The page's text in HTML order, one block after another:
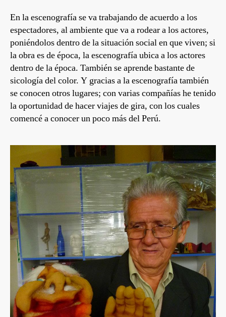
En la escenografía se va trabajando de acuerdo a los
espectadores, al ambiente que va a rodear a los actores,
poniéndolos dentro de la situación social en que viven; si
la obra es de época, la escenografía ubica a los actores
dentro de la época. También se aprende bastante de
sicología del color. Y gracias a la escenografía también
se conocen otros lugares; con varias compañías he tenido
la oportunidad de hacer viajes de gira, con los cuales
comencé a conocer un poco más del Perú.